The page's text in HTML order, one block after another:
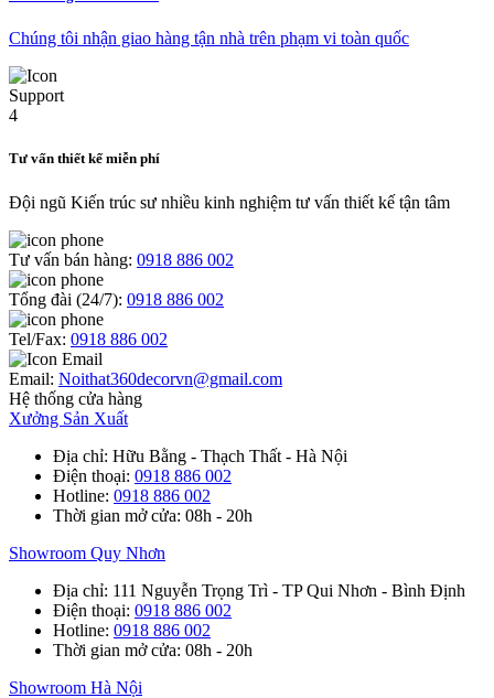
Chúng tôi nhận giao hàng tận nhà trên phạm vi toàn quốc
Tư vấn thiết kế miễn phí
Đội ngũ Kiến trúc sư nhiều kinh nghiệm tư vấn thiết kế tận tâm
Tư vấn bán hàng: 0918 886 002
Tổng đài (24/7): 0918 886 002
Tel/Fax: 0918 886 002
Email: Noithat360decorvn@gmail.com
Hệ thống cửa hàng
Xưởng Sản Xuất
Địa chỉ: Hữu Bằng - Thạch Thất - Hà Nội
Điện thoại: 0918 886 002
Hotline: 0918 886 002
Thời gian mở cửa: 08h - 20h
Showroom Quy Nhơn
Địa chỉ: 111 Nguyễn Trọng Trì - TP Qui Nhơn - Bình Định
Điện thoại: 0918 886 002
Hotline: 0918 886 002
Thời gian mở cửa: 08h - 20h
Showroom Hà Nội